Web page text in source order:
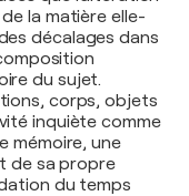
la matière elle-
décalages dans
du sujet.
corps, objets
inquiète comme
mémoire, une
de sa propre
du temps